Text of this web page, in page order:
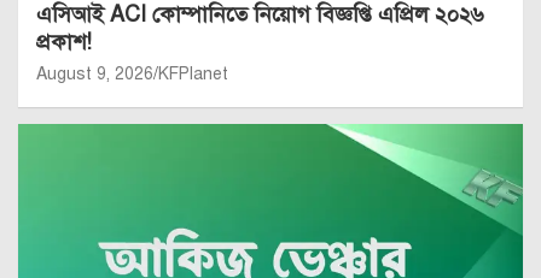
এসিআই ACI কোম্পানিতে নিয়োগ বিজ্ঞপ্তি এপ্রিল ২০২৬
প্রকাশ!
August 9, 2026 KFPlanet